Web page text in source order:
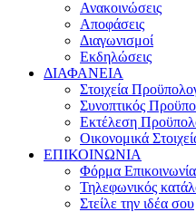
Ανακοινώσεις
Αποφάσεις
Διαγωνισμοί
Εκδηλώσεις
ΔΙΑΦΑΝΕΙΑ
Στοιχεία
Συνοπτικός
Εκτέλεση
Οικονομικά
ΕΠΙΚΟΙΝΩΝΙΑ
Φόρμα
Τηλεφωνικός
Στείλε την ιδέα σου